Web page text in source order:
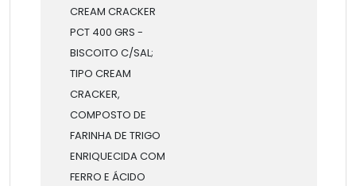
CREAM CRACKER
PCT 400 GRS -
BISCOITO C/SAL;
TIPO CREAM
CRACKER,
COMPOSTO DE
FARINHA DE TRIGO
ENRIQUECIDA COM
FERRO E ÁCIDO